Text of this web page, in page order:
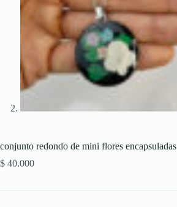
conjunto redondo de mini flores encapsuladas
$ 40.000